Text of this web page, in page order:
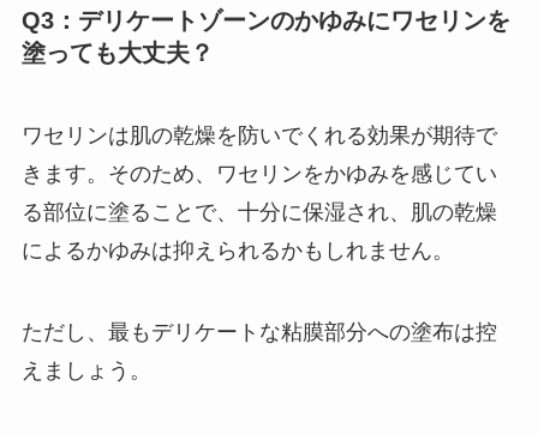
Q3：デリケートゾーンのかゆみにワセリンを
塗っても大丈夫？
ワセリンは肌の乾燥を防いでくれる効果が期待で
きます。そのため、ワセリンをかゆみを感じてい
る部位に塗ることで、十分に保湿され、肌の乾燥
によるかゆみは抑えられるかもしれません。
ただし、最もデリケートな粘膜部分への塗布は控
えましょう。